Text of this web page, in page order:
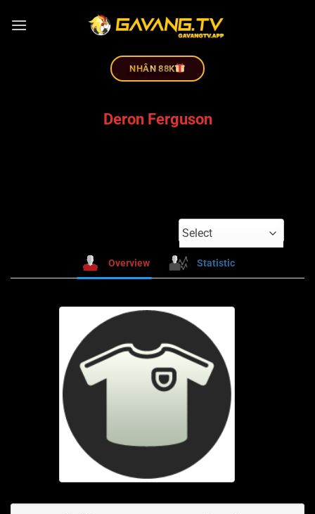
NHÂN 88K
Deron Ferguson
Select
Overview Statistic